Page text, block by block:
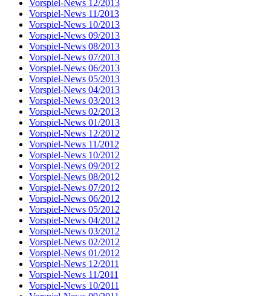
Vorspiel-News 12/2013
Vorspiel-News 11/2013
Vorspiel-News 10/2013
Vorspiel-News 09/2013
Vorspiel-News 08/2013
Vorspiel-News 07/2013
Vorspiel-News 06/2013
Vorspiel-News 05/2013
Vorspiel-News 04/2013
Vorspiel-News 03/2013
Vorspiel-News 02/2013
Vorspiel-News 01/2013
Vorspiel-News 12/2012
Vorspiel-News 11/2012
Vorspiel-News 10/2012
Vorspiel-News 09/2012
Vorspiel-News 08/2012
Vorspiel-News 07/2012
Vorspiel-News 06/2012
Vorspiel-News 05/2012
Vorspiel-News 04/2012
Vorspiel-News 03/2012
Vorspiel-News 02/2012
Vorspiel-News 01/2012
Vorspiel-News 12/2011
Vorspiel-News 11/2011
Vorspiel-News 10/2011